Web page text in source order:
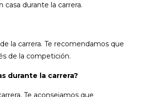
casa durante la carrera.
la carrera. Te recomendamos que
de la competición.
durante la carrera?
Te aconsejamos que